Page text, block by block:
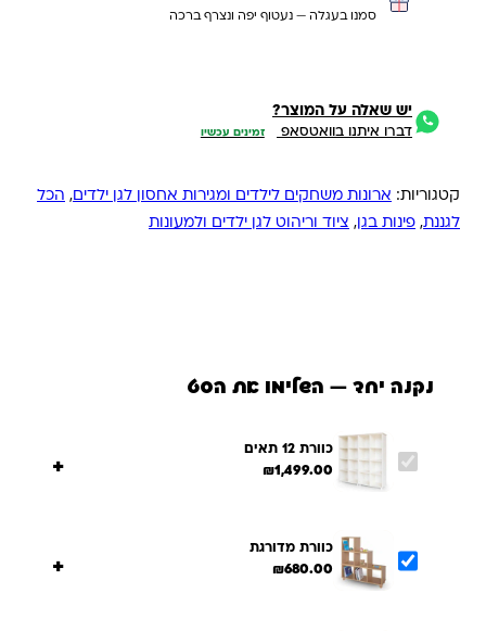
סמנו בעגלה — נעטוף יפה ונצרף ברכה
יש שאלה על המוצר?
דברו איתנו בוואטסאפ זמינים עכשיו
קטגוריות: ארונות משחקים לילדים ומגירות אחסון לגן ילדים, הכל
לגננת, פינות בגן , ציוד וריהוט לגן ילדים ולמעונות
נקנה יחד — השלימו את הסט
כוורת 12 תאים
₪1,499.00
+
כוורת מדורגת
₪680.00
+